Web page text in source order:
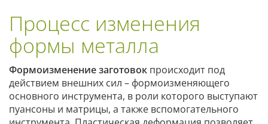
Процесс изменения
формы металла
Формоизменение заготовок происходит под
действием внешних сил – формоизменяющего
основного инструмента, в роли которого выступают
пуансоны и матрицы, а также вспомогательного